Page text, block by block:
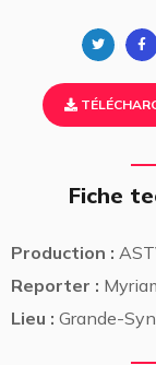
Twitter
Fiche
Production :
Reporter :
Lieu : Grande-